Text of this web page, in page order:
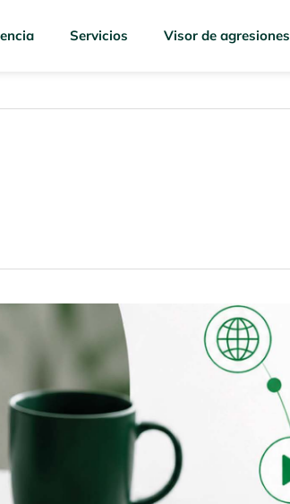
Servicios Visor de agresiones